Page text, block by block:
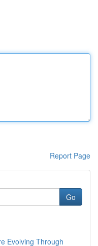
Report Page
Go
Evolving Through